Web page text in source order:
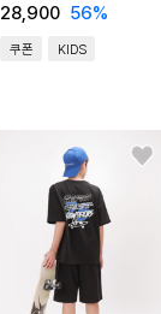
28,900 56%
쿠폰 KIDS